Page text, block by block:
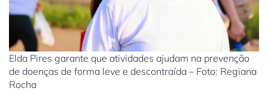
Elda Pires garante que atividades ajudam na prevenção
de doenças de forma leve e descontraída – Foto: Regiana
Rocha